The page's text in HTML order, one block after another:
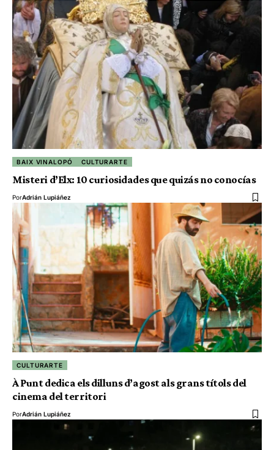
BAIX VINALOPÓ CULTURARTE
Misteri d’Elx: 10 curiosidades que quizás no conocías
PorAdrián Lupiáñez
CULTURARTE
À Punt dedica els dilluns d’agost als grans títols del
cinema del territori
PorAdrián Lupiáñez